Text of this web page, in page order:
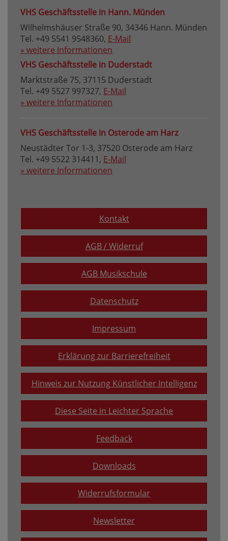
VHS Geschäftsstelle in Hann. Münden
Wilhelmshäuser Straße 90, 34346 Hann. Münden
Tel. +49 5541 9548360, E-Mail
» weitere Informationen
VHS Geschäftsstelle in Duderstadt
Marktstraße 75, 37115 Duderstadt
Tel. +49 5527 997327, E-Mail
» weitere Informationen
VHS Geschäftsstelle in Osterode am Harz
Neustädter Tor 1-3, 37520 Osterode am Harz
Tel. +49 5522 314411, E-Mail
» weitere Informationen
Kontakt
AGB / Widerruf
AGB Musikschule
Datenschutz
Impressum
Erklärung zur Barrierefreiheit
Hinweis zur Nutzung Künstlicher Intelligenz
Diese Seite in Leichter Sprache
Feedback
Downloads
Widerrufsformular
Newsletter